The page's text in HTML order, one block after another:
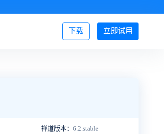
立即试用
下载 登录/注册
禅道版本： 6.2.stable